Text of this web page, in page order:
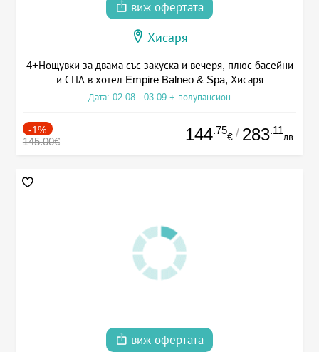
виж офертата
Хисаря
4+Нощувки за двама със закуска и вечеря, плюс басейни
и СПА в хотел Empire Balneo & Spa, Хисаря
Дата: 02.08 - 03.09 + полупансион
-1%
145.00€ 144.75
€ / 283.11
лв.
виж офертата